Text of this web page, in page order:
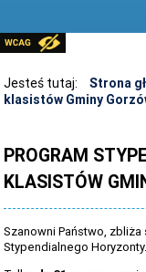
STANDARDY OCHRONY
PRZECIWDZIAŁANIE
LABORATORIUM
KONKURSY
ZAWODY SPORTOWE
ARCHIWUM STRONY
Jesteś tutaj: Strona
klasistów Gminy
PROGRAM
KLASISTÓW
Szanowni Państwo,
Stypendialnego Horyzonty.